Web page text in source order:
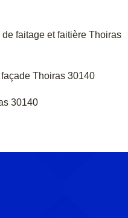
faitage et faitière Thoiras
Thoiras 30140
30140